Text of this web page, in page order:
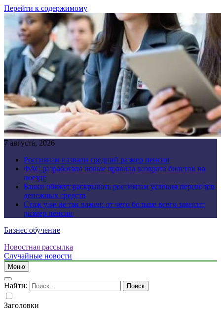
Перейти к содержимому
7 августа, 2026
Россиянам назвали средний размер пенсии
ФАС разработала новые правила возврата билетов на
поезда
Банки обяжут раскрывать россиянам условия переводов
денежных средств
Стаж уже не так важен: от чего больше всего зависит
размер пенсии
Бизнес обучение
Новостная рассылка
Случайные новости
Меню
Найти:
Заголовки